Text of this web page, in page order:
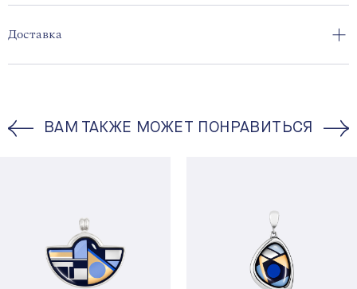
Доставка
ВАМ ТАКЖЕ МОЖЕТ ПОНРАВИТЬСЯ